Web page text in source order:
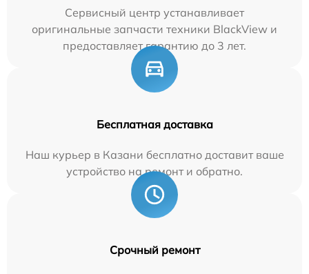
Сервисный центр устанавливает
оригинальные запчасти техники BlackView и
предоставляет гарантию до 3 лет.
Бесплатная доставка
Наш курьер в Казани бесплатно доставит ваше
устройство на ремонт и обратно.
Срочный ремонт